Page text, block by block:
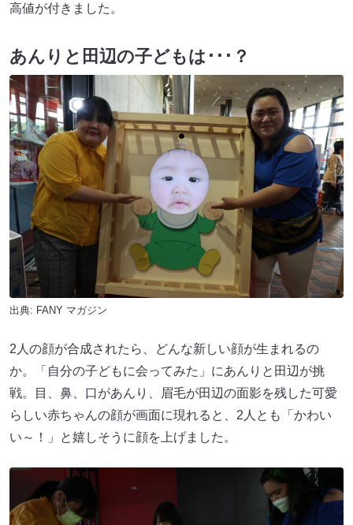
高値が付きました。
あんりと田辺の子どもは･･･？
出典: FANY マガジン
2人の顔が合成されたら、どんな新しい顔が生まれるの
か。「自分の子どもに会ってみた」にあんりと田辺が挑
戦。目、鼻、口があんり、眉毛が田辺の面影を残した可愛
らしい赤ちゃんの顔が画面に現れると、2人とも「かわい
い～！」と嬉しそうに顔を上げました。